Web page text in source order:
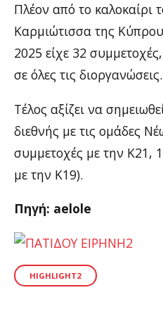
Πλέον από το καλοκαίρι
Καρμιώτισσα της
2025 είχε 32
σε όλες τις διοργανώσεις.
Τέλος αξίζει να
διεθνής με τις ομάδες
συμμετοχές με την Κ21,
με την Κ19).
Πηγή: aelole
HIGHLIGHT2